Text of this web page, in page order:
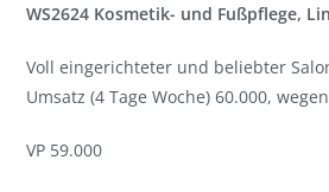
WS2624 Kosmetik- und Fußpflege,
Voll eingerichteter und beliebter
Umsatz (4 Tage Woche) 60.000,
VP 59.000